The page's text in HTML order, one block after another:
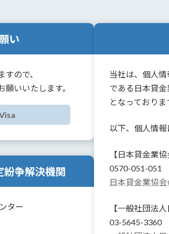
い
ので、
いいたします。
紛争解決機関
ター
当社は、個人
である日本貸
となっておりま
以下、個人情報
【日本貸金業協
0570-051-051
日本貸金業協
【一般社団法
03-5645-3360